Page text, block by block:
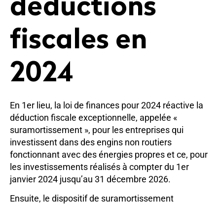
déductions
fiscales en
2024
En 1er lieu, la loi de finances pour 2024 réactive la
déduction fiscale exceptionnelle, appelée «
suramortissement », pour les entreprises qui
investissent dans des engins non routiers
fonctionnant avec des énergies propres et ce, pour
les investissements réalisés à compter du 1er
janvier 2024 jusqu’au 31 décembre 2026.
Ensuite, le dispositif de suramortissement